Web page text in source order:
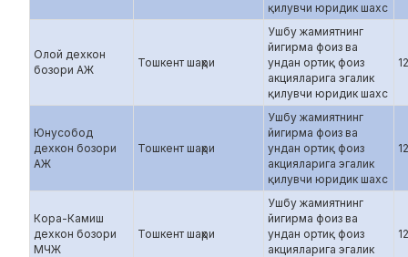
қилувчи юридик шахс
Олой дехкон
бозори АЖ
Тошкент шаҳри
Ушбу жамиятнинг
йигирма фоиз ва
ундан ортиқ фоиз
акцияларига эгалик
қилувчи юридик шахс
Юнусобод
дехкон бозори
АЖ
Тошкент шаҳри
Ушбу жамиятнинг
йигирма фоиз ва
ундан ортиқ фоиз
акцияларига эгалик
қилувчи юридик шахс
Кора-Камиш
дехкон бозори
МЧЖ
Тошкент шаҳри
Ушбу жамиятнинг
йигирма фоиз ва
ундан ортиқ фоиз
акцияларига эгалик